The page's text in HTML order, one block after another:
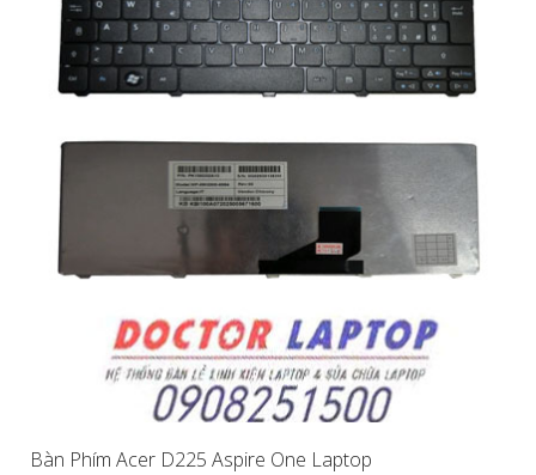
Bàn Phím Acer D225 Aspire One Laptop